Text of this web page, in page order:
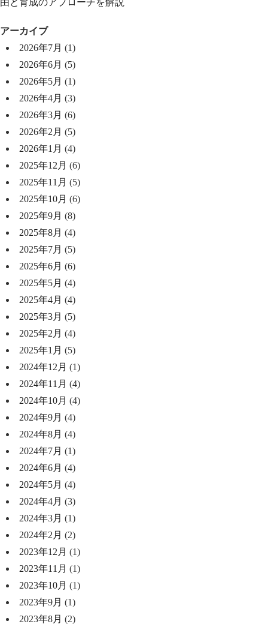
由と育成のアプローチを解説
アーカイブ
2026年7月 (1)
2026年6月 (5)
2026年5月 (1)
2026年4月 (3)
2026年3月 (6)
2026年2月 (5)
2026年1月 (4)
2025年12月 (6)
2025年11月 (5)
2025年10月 (6)
2025年9月 (8)
2025年8月 (4)
2025年7月 (5)
2025年6月 (6)
2025年5月 (4)
2025年4月 (4)
2025年3月 (5)
2025年2月 (4)
2025年1月 (5)
2024年12月 (1)
2024年11月 (4)
2024年10月 (4)
2024年9月 (4)
2024年8月 (4)
2024年7月 (1)
2024年6月 (4)
2024年5月 (4)
2024年4月 (3)
2024年3月 (1)
2024年2月 (2)
2023年12月 (1)
2023年11月 (1)
2023年10月 (1)
2023年9月 (1)
2023年8月 (2)